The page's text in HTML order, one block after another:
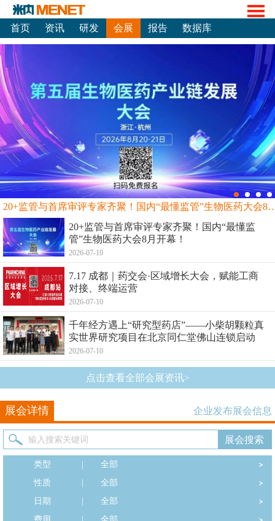
首页 资讯 研发 会展 报告 数据库
20+监管与首席审评专家齐聚！国内“最
20+监管与首席审评专家齐聚！国内“最懂监
管”生物医药大会8月开幕！
2026-07-10
7.17 成都｜药交会·区域增长大会，赋能工商
对接、终端运营
2026-07-10
千年经方遇上“研究型药店”——小柴胡颗粒真
实世界研究项目在北京同仁堂佛山连锁启动
2026-07-10
点击查看全部会展资讯>
展会详情 企业发布展会信息
类型
全部
性质
全部
日期
全部